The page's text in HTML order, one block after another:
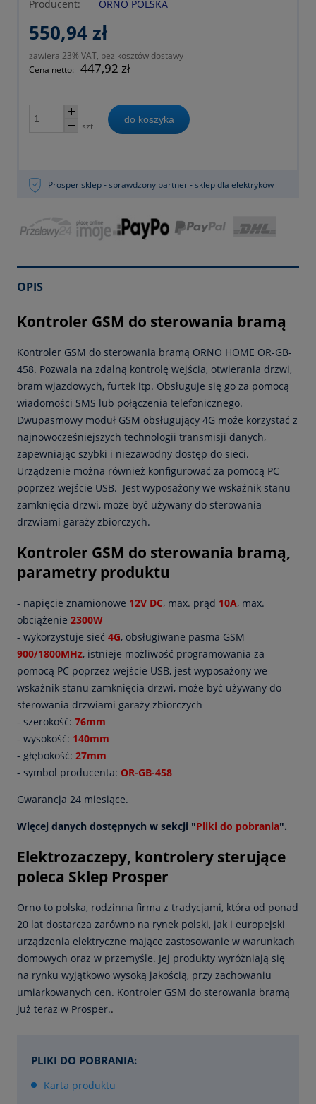
Producent:
ORNO POLSKA
550,94 zł
zawiera 23% VAT, bez kosztów dostawy
Cena netto: 447,92 zł
szt
do koszyka
Prosper sklep - sprawdzony partner - sklep dla elektryków
OPIS
Kontroler GSM do sterowania bramą
Kontroler GSM do sterowania bramą ORNO HOME OR-GB-
458. Pozwala na zdalną kontrolę wejścia, otwierania drzwi,
bram wjazdowych, furtek itp. Obsługuje się go za pomocą
wiadomości SMS lub połączenia telefonicznego.
Dwupasmowy moduł GSM obsługujący 4G może korzystać z
najnowocześniejszych technologii transmisji danych,
zapewniając szybki i niezawodny dostęp do sieci.
Urządzenie można również konfigurować za pomocą PC
poprzez wejście USB. Jest wyposażony we wskaźnik stanu
zamknięcia drzwi, może być używany do sterowania
drzwiami garaży zbiorczych.
Kontroler GSM do sterowania bramą,
parametry produktu
- napięcie znamionowe 12V DC, max. prąd 10A, max.
obciążenie 2300W
- wykorzystuje sieć 4G, obsługiwane pasma GSM
900/1800MHz, istnieje możliwość programowania za
pomocą PC poprzez wejście USB, jest wyposażony we
wskaźnik stanu zamknięcia drzwi, może być używany do
sterowania drzwiami garaży zbiorczych
- szerokość: 76mm
- wysokość: 140mm
- głębokość: 27mm
- symbol producenta: OR-GB-458
Gwarancja 24 miesiące.
Więcej danych dostępnych w sekcji "Pliki do pobrania".
Elektrozaczepy, kontrolery sterujące
poleca Sklep Prosper
Orno to polska, rodzinna firma z tradycjami, która od ponad
20 lat dostarcza zarówno na rynek polski, jak i europejski
urządzenia elektryczne mające zastosowanie w warunkach
domowych oraz w przemyśle. Jej produkty wyróżniają się
na rynku wyjątkowo wysoką jakością, przy zachowaniu
umiarkowanych cen. Kontroler GSM do sterowania bramą
już teraz w Prosper..
PLIKI DO POBRANIA:
Karta produktu